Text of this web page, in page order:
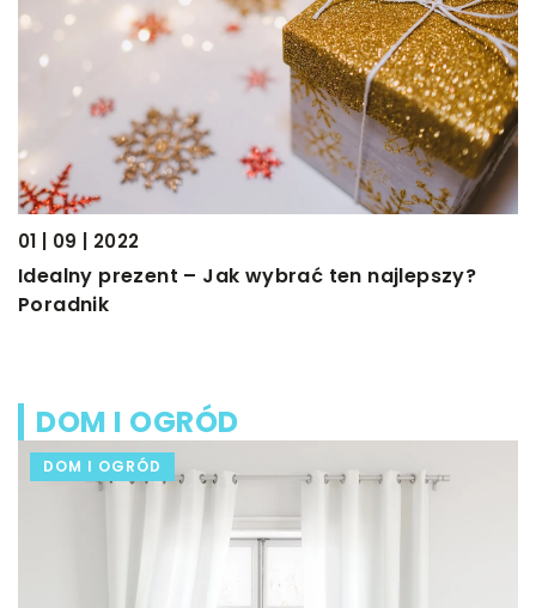
01 | 09 | 2022
Idealny prezent – Jak wybrać ten najlepszy?
Poradnik
DOM I OGRÓD
DOM I OGRÓD